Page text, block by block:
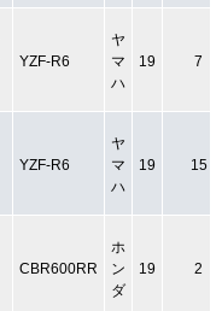
YZF-R6
ヤ
マ
ハ
19 7
YZF-R6
ヤ
マ
ハ
19 15
CBR600RR
ホ
ン
ダ
19 2